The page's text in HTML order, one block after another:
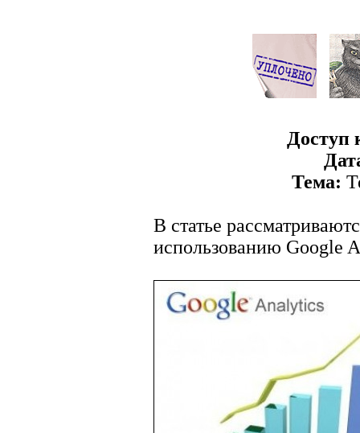
Доступ
Тема:
В статье
использованию Google